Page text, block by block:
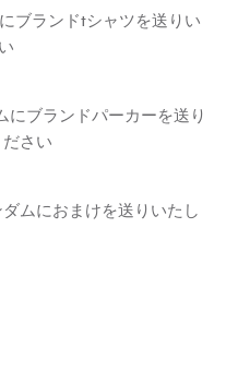
ブランドtシャツを送りい
ブランドパーカーを送り
さい
ムにおまけを送りいたし